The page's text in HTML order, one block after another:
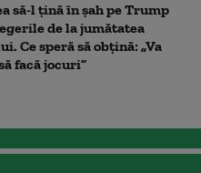
să-l țină în șah pe Trump
de la jumătatea
Ce speră să obțină: „Va
facă jocuri”